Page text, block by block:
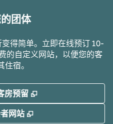
团体
得简单。立即在线预订 10-
的自定义网站，以便您的客
住宿。
房预留 ,
网站 ,